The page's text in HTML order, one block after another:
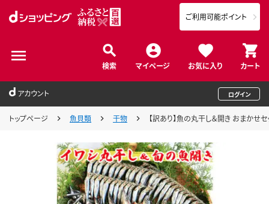
検索 マイページ お気に入り カート
ご利用可能ポイント
アカウント ログイン
トップページ 魚貝類 干物 【訳あり】魚の丸干し＆開き おまか